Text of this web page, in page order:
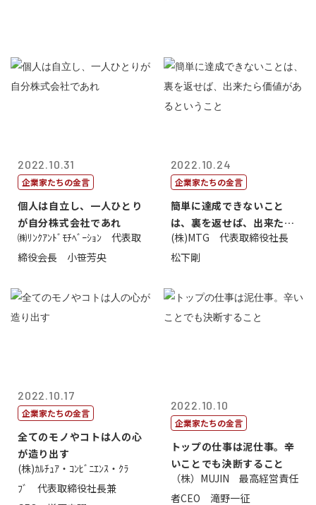
2022.10.31
企業家たちの金言
個人は自立し、一人ひとり
が自分株式会社であれ
㈱ﾘﾝｸｱﾝﾄﾞﾓﾁﾍﾞｰｼｮﾝ 代表取
締役会長 小笹芳央
2022.10.24
企業家たちの金言
簡単に達成できないこと
は、裏を返せば、出来たら
価値があるとい...
(株)MTG 代表取締役社長
松下剛
2022.10.17
企業家たちの金言
全てのモノやコトは人の心
が造り出す
(株)ｶﾙﾁｭｱ・ｺﾝﾋﾞﾆｴﾝｽ・ｸﾗ
ﾌﾞ 代表取締役社長兼
2022.10.10
企業家たちの金言
トップの仕事は泥仕事。辛
いことでも決断すること
（株）MUJIN 最高経営責任
者CEO 滝野一征